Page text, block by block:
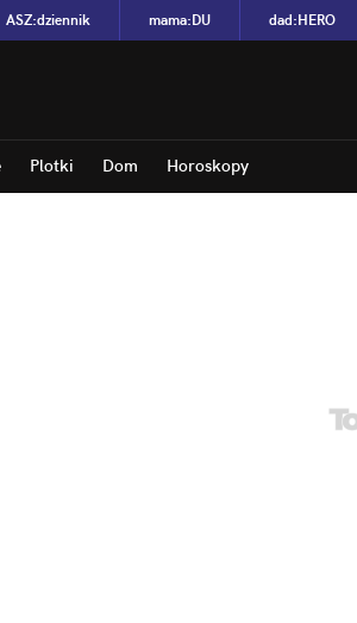
ASZ:dziennik mama:DU dad:HERO
Plotki Dom Horoskopy